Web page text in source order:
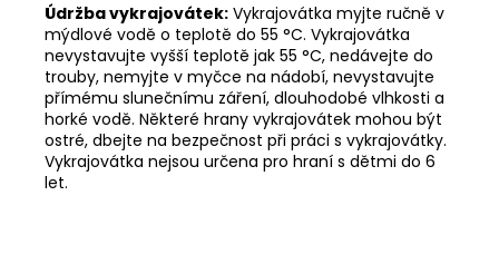
Údržba vykrajovátek: Vykrajovátka myjte ručně v
mýdlové vodě o teplotě do 55 °C. Vykrajovátka
nevystavujte vyšší teplotě jak 55 °C, nedávejte do
trouby, nemyjte v myčce na nádobí, nevystavujte
přímému slunečnímu záření, dlouhodobé vlhkosti a
horké vodě. Některé hrany vykrajovátek mohou být
ostré, dbejte na bezpečnost při práci s vykrajovátky.
Vykrajovátka nejsou určena pro hraní s dětmi do 6
let.